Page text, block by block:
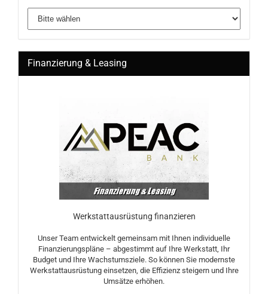
Finanzierung & Leasing
Werkstattausrüstung finanzieren
Unser Team entwickelt gemeinsam mit Ihnen individuelle
Finanzierungspläne – abgestimmt auf Ihre Werkstatt, Ihr
Budget und Ihre Wachstumsziele. So können Sie modernste
Werkstattausrüstung einsetzen, die Effizienz steigern und Ihre
Umsätze erhöhen.